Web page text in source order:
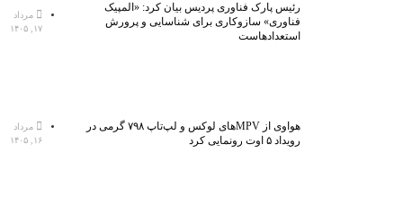
رئیس پارک فناوری پردیس بیان کرد: «المپیک
فناوری» سازوکاری برای شناسایی و پرورش
استعدادهاست
مرداد
۱۷, ۱۴۰۵
هواوی از MPVهای لوکس و لپ‌تاپ ۷۹۸ گرمی در
رویداد ۵ اوت رونمایی کرد
مرداد
۱۶, ۱۴۰۵